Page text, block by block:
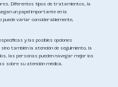
Diferentes tipos de tratamientos, la
un papel importante en la
puede variar considerablemente,
y las posibles opciones
también la atención de seguimiento, la
las personas pueden navegar mejor los
sobre su atención médica.